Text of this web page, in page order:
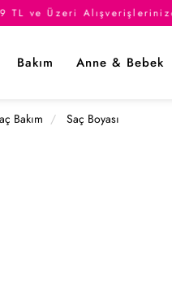
TL ve Üzeri
Bakım Anne & Bebek
Bakım Saç Boyası